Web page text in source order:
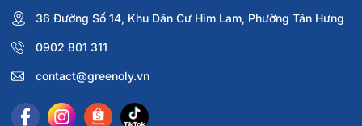
36 Đường Số 14, Khu Dân Cư Him Lam, Phường Tân Hưng
0902 801 311
contact@greenoly.vn